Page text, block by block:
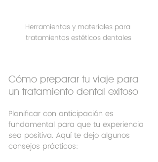
Herramientas y materiales para
tratamientos estéticos dentales
Cómo preparar tu viaje para
un tratamiento dental exitoso
Planificar con anticipación es
fundamental para que tu experiencia
sea positiva. Aquí te dejo algunos
consejos prácticos: